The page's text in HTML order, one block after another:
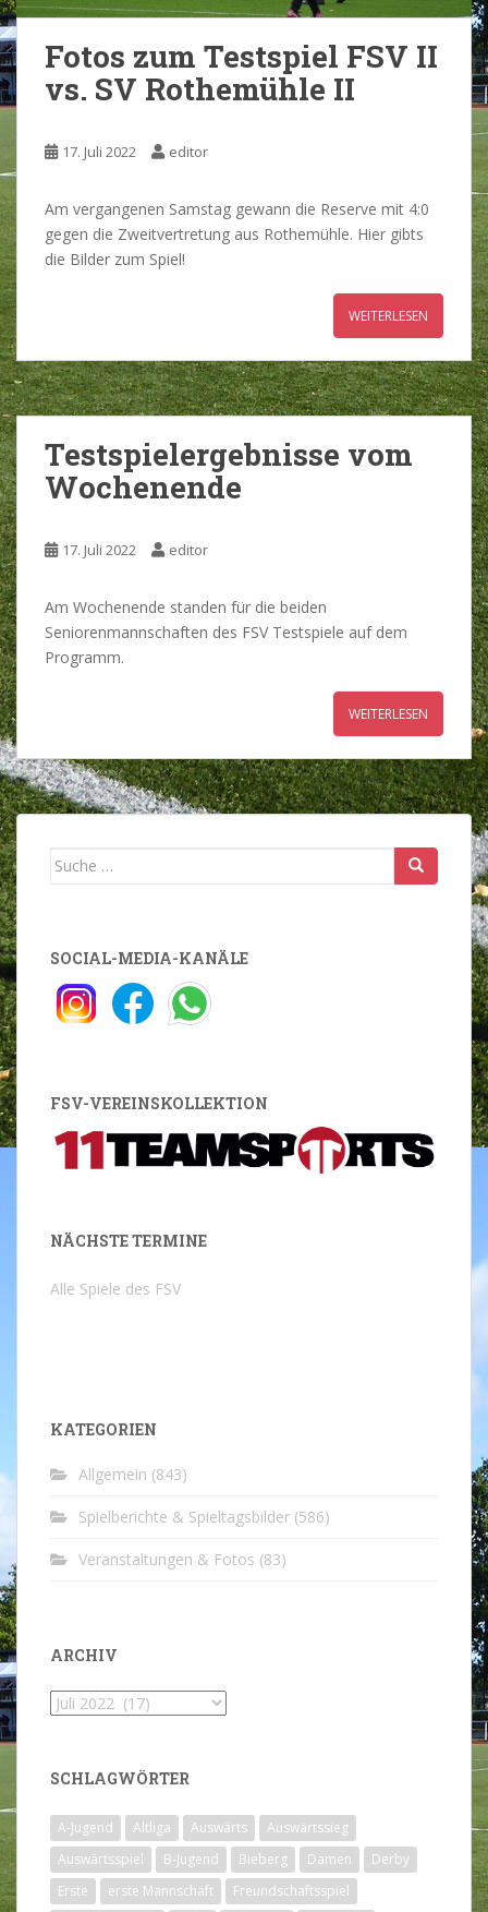
Fotos zum Testspiel FSV II
vs. SV Rothemühle II
17. Juli 2022 editor
Am vergangenen Samstag gewann die Reserve mit 4:0
gegen die Zweitvertretung aus Rothemühle. Hier gibts
die Bilder zum Spiel!
WEITERLESEN
Testspielergebnisse vom
Wochenende
17. Juli 2022 editor
Am Wochenende standen für die beiden
Seniorenmannschaften des FSV Testspiele auf dem
Programm.
WEITERLESEN
Suche
SOCIAL-MEDIA-KANÄLE
FSV-VEREINSKOLLEKTION
NÄCHSTE TERMINE
Alle Spiele des FSV
KATEGORIEN
Allgemein (843)
Spielberichte & Spieltagsbilder (586)
Veranstaltungen & Fotos (83)
ARCHIV
Archiv
SCHLAGWÖRTER
A-Jugend Altliga Auswärts
Auswärtssieg
Auswärtsspiel
B-Jugend Bieberg Damen
Derby
Erste
erste Mannschaft
Freundschaftsspiel